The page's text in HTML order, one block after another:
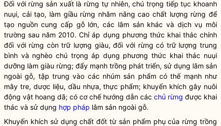
Đối với rừng sản xuất là rừng tự nhiên, chú trọng tiếp tục khoanh
nuụi, cải tạo, làm giầu rừng nhằm nâng cao chất lượng rừng để
tạo nguồn cung cấp gỗ lớn, các lâm sảnkhác và dịch vụ môi
trường sau năm 2010. Chỉ áp dụng phương thức khai thác chính
đối với rừng còn trữ lượng giàu, đối với rừng có trữ lượng trung
bình và nghèo chú trọng áp dụng phương thức khai thác nuụi
dưỡng làm giàu rừng; đẩy mạnh trồng phát triển, sử dụng lâm sản
ngoài gỗ, tập trung vào các nhúm sản phẩm có thế mạnh như
mây tre, dược liệu, dầu nhựa, thực phẩm; khuyến khích gây nuôi
động vật hoang dã; có cơ chế hướng dẫn các chủ rừng được khai
thác và sử dụng hợp pháp lâm sản ngoài gỗ.
Khuyến khích sử dụng chất đốt từ sản phẩm phụ của rừng trồng